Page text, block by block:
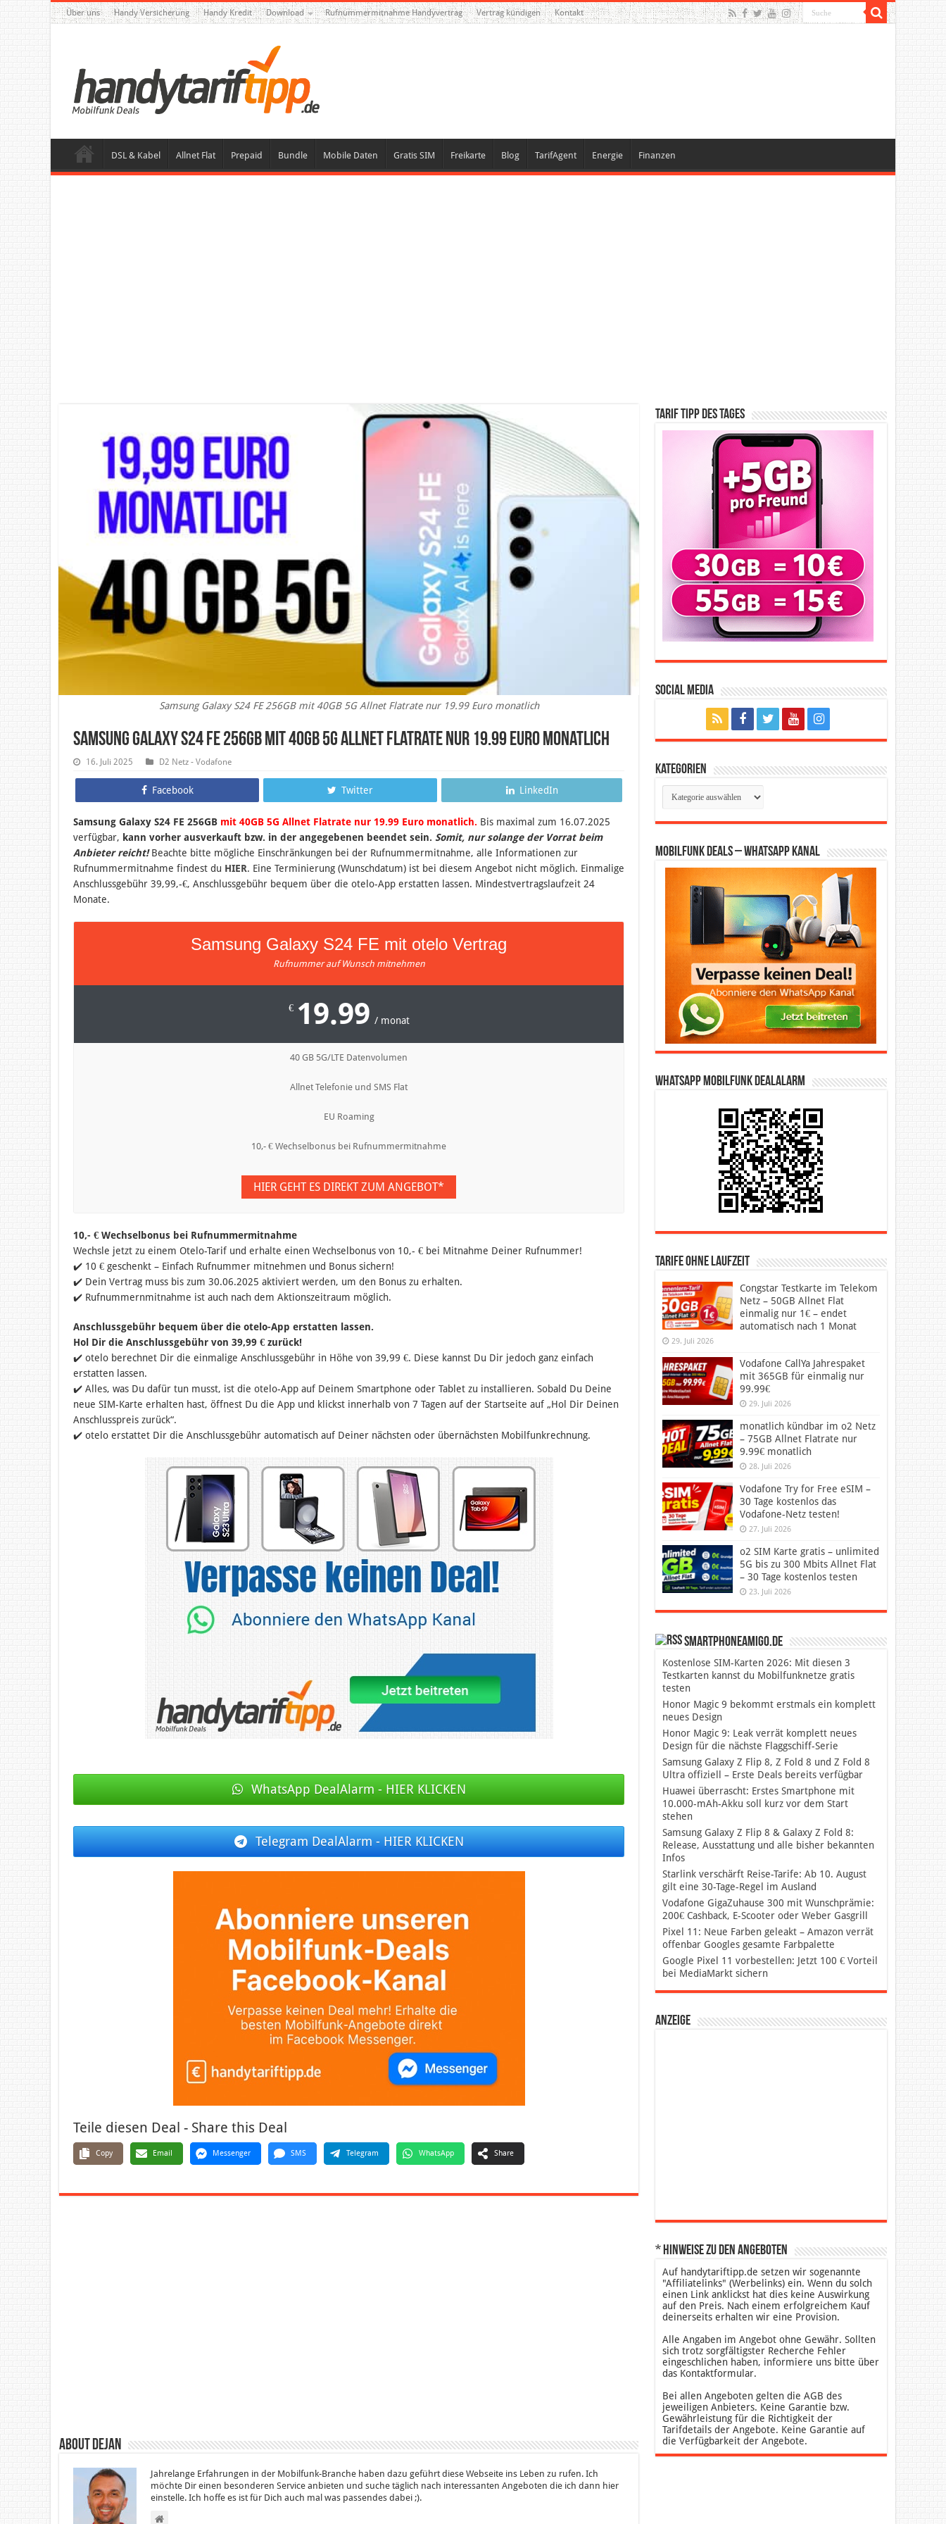
Über uns Handy Versicherung Handy Kredit Download Rufnummermitnahme Handyvertrag Vertrag kündigen Kontakt
DSL & Kabel Allnet Flat Prepaid Bundle Mobile Daten Gratis SIM Freikarte Blog TarifAgent Energie Finanzen
Samsung Galaxy S24 FE 256GB mit 40GB 5G Allnet Flatrate nur 19.99 Euro monatlich
Samsung Galaxy S24 FE 256GB mit 40GB 5G Allnet Flatrate nur 19.99 Euro monatlich
16. Juli 2025 D2 Netz - Vodafone
Facebook Twitter LinkedIn
Samsung Galaxy S24 FE 256GB mit 40GB 5G Allnet Flatrate nur 19.99 Euro monatlich. Bis maximal zum 16.07.2025
verfügbar, kann vorher ausverkauft bzw. in der angegebenen beendet sein. Somit, nur solange der Vorrat beim
Anbieter reicht!Beachte bitte mögliche Einschränkungen bei der Rufnummermitnahme, alle Informationen zur
Rufnummermitnahme findest du HIER. Eine Terminierung (Wunschdatum) ist bei diesem Angebot nicht möglich. Einmalige
Anschlussgebühr 39,99,-€, Anschlussgebühr bequem über die otelo-App erstatten lassen. Mindestvertragslaufzeit 24
Monate.
Samsung Galaxy S24 FE mit otelo Vertrag
Rufnummer auf Wunsch mitnehmen
€ 19.99 / monat
40 GB 5G/LTE Datenvolumen
Allnet Telefonie und SMS Flat
EU Roaming
10,- € Wechselbonus bei Rufnummermitnahme
HIER GEHT ES DIREKT ZUM ANGEBOT*
10,- € Wechselbonus bei Rufnummermitnahme
Wechsle jetzt zu einem Otelo-Tarif und erhalte einen Wechselbonus von 10,- € bei Mitnahme Deiner Rufnummer!
✔️ 10 € geschenkt – Einfach Rufnummer mitnehmen und Bonus sichern!
✔️ Dein Vertrag muss bis zum 30.06.2025 aktiviert werden, um den Bonus zu erhalten.
✔️ Rufnummernmitnahme ist auch nach dem Aktionszeitraum möglich.
Anschlussgebühr bequem über die otelo-App erstatten lassen.
Hol Dir die Anschlussgebühr von 39,99 € zurück!
✔️ otelo berechnet Dir die einmalige Anschlussgebühr in Höhe von 39,99 €. Diese kannst Du Dir jedoch ganz einfach
erstatten lassen.
✔️ Alles, was Du dafür tun musst, ist die otelo-App auf Deinem Smartphone oder Tablet zu installieren. Sobald Du Deine
neue SIM-Karte erhalten hast, öffnest Du die App und klickst innerhalb von 7 Tagen auf der Startseite auf „Hol Dir Deinen
Anschlusspreis zurück“.
✔️ otelo erstattet Dir die Anschlussgebühr automatisch auf Deiner nächsten oder übernächsten Mobilfunkrechnung.
WhatsApp DealAlarm - HIER KLICKEN
Telegram DealAlarm - HIER KLICKEN
Teile diesen Deal - Share this Deal
Copy Email Messenger SMS Telegram WhatsApp Share
About Dejan
Jahrelange Erfahrungen in der Mobilfunk-Branche haben dazu geführt diese Webseite ins Leben zu rufen. Ich
möchte Dir einen besonderen Service anbieten und suche täglich nach interessanten Angeboten die ich dann hier
einstelle. Ich hoffe es ist für Dich auch mal was passendes dabei ;).
Tarif Tipp des Tages
Social Media
Kategorien
Kategorien
Mobilfunk Deals – WhatsApp Kanal
WhatsApp Mobilfunk DealAlarm
Tarife ohne Laufzeit
Congstar Testkarte im Telekom
Netz – 50GB Allnet Flat
einmalig nur 1€ – endet
automatisch nach 1 Monat
29. Juli 2026
Vodafone CallYa Jahrespaket
mit 365GB für einmalig nur
99.99€
29. Juli 2026
monatlich kündbar im o2 Netz
– 75GB Allnet Flatrate nur
9.99€ monatlich
28. Juli 2026
Vodafone Try for Free eSIM –
30 Tage kostenlos das
Vodafone-Netz testen!
27. Juli 2026
o2 SIM Karte gratis – unlimited
5G bis zu 300 Mbits Allnet Flat
– 30 Tage kostenlos testen
23. Juli 2026
SmartphoneAmigo.de
Kostenlose SIM-Karten 2026: Mit diesen 3
Testkarten kannst du Mobilfunknetze gratis
testen
Honor Magic 9 bekommt erstmals ein komplett
neues Design
Honor Magic 9: Leak verrät komplett neues
Design für die nächste Flaggschiff-Serie
Samsung Galaxy Z Flip 8, Z Fold 8 und Z Fold 8
Ultra offiziell – Erste Deals bereits verfügbar
Huawei überrascht: Erstes Smartphone mit
10.000-mAh-Akku soll kurz vor dem Start
stehen
Samsung Galaxy Z Flip 8 & Galaxy Z Fold 8:
Release, Ausstattung und alle bisher bekannten
Infos
Starlink verschärft Reise-Tarife: Ab 10. August
gilt eine 30-Tage-Regel im Ausland
Vodafone GigaZuhause 300 mit Wunschprämie:
200€ Cashback, E-Scooter oder Weber Gasgrill
Pixel 11: Neue Farben geleakt – Amazon verrät
offenbar Googles gesamte Farbpalette
Google Pixel 11 vorbestellen: Jetzt 100 € Vorteil
bei MediaMarkt sichern
Anzeige
* Hinweise zu den Angeboten
Auf handytariftipp.de setzen wir sogenannte
"Affiliatelinks" (Werbelinks) ein. Wenn du solch
einen Link anklickst hat dies keine Auswirkung
auf den Preis. Nach einem erfolgreichem Kauf
deinerseits erhalten wir eine Provision.
Alle Angaben im Angebot ohne Gewähr. Sollten
sich trotz sorgfältigster Recherche Fehler
eingeschlichen haben, informiere uns bitte über
das Kontaktformular.
Bei allen Angeboten gelten die AGB des
jeweiligen Anbieters. Keine Garantie bzw.
Gewährleistung für die Richtigkeit der
Tarifdetails der Angebote. Keine Garantie auf
die Verfügbarkeit der Angebote.